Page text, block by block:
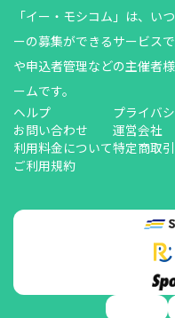
「イー・モシコム」は、い
ーの募集ができるサービス
や申込者管理などの主催者
ームです。
ヘルプ
お問い合わせ
利用料金について
ご利用規約
プライバ
運営会社
特定商取